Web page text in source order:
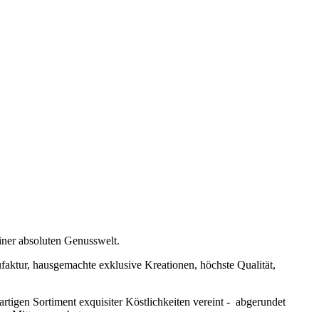
absoluten Genusswelt.
hausgemachte exklusive Kreationen, höchste Qualität,
Sortiment exquisiter Köstlichkeiten vereint - abgerundet